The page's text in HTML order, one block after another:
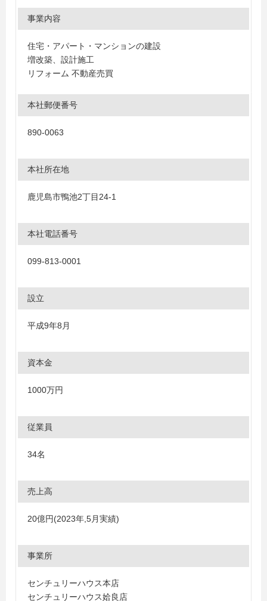
事業内容
住宅・アパート・マンションの建設
増改築、設計施工
リフォーム 不動産売買
本社郵便番号
890-0063
本社所在地
鹿児島市鴨池2丁目24-1
本社電話番号
099-813-0001
設立
平成9年8月
資本金
1000万円
従業員
34名
売上高
20億円(2023年,5月実績)
事業所
センチュリーハウス本店
センチュリーハウス姶良店